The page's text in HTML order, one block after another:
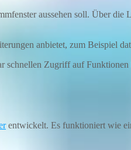
aussehen soll. Über
anbietet, zum Beispiel
schnellen Zugriff auf
entwickelt. Es funktioniert wie